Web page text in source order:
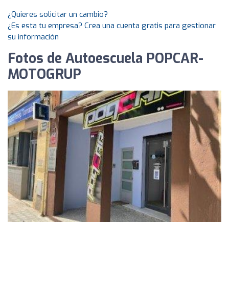
¿Quieres solicitar un cambio?
¿Es esta tu empresa? Crea una cuenta gratis para gestionar
su información
Fotos de Autoescuela POPCAR-
MOTOGRUP